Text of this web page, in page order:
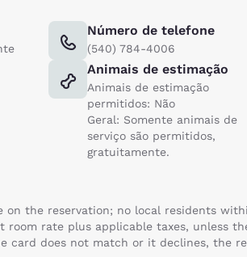
Número de telefone
(540) 784-4006
Animais de estimação
Animais de estimação
permitidos: Não
Geral: Somente animais de
serviço são permitidos,
gratuitamente.
the reservation; no local residents
rate plus applicable taxes, unless
card does not match or it declines, the